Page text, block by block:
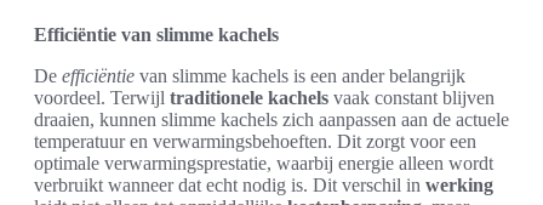
Efficiëntie van slimme kachels
De efficiëntie van slimme kachels is een ander belangrijk
voordeel. Terwijl traditionele kachels vaak constant blijven
draaien, kunnen slimme kachels zich aanpassen aan de actuele
temperatuur en verwarmingsbehoeften. Dit zorgt voor een
optimale verwarmingsprestatie, waarbij energie alleen wordt
verbruikt wanneer dat echt nodig is. Dit verschil in werking